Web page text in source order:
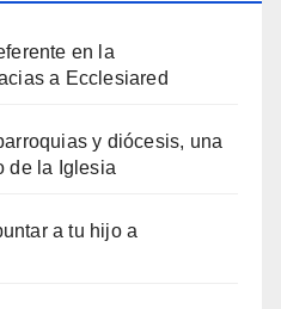
en la
a Ecclesiared
y diócesis, una
de la Iglesia
a tu hijo a